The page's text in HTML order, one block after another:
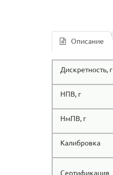
Описание
Дискретность, г
НПВ, г
НмПВ, г
Калибровка
Сертификация